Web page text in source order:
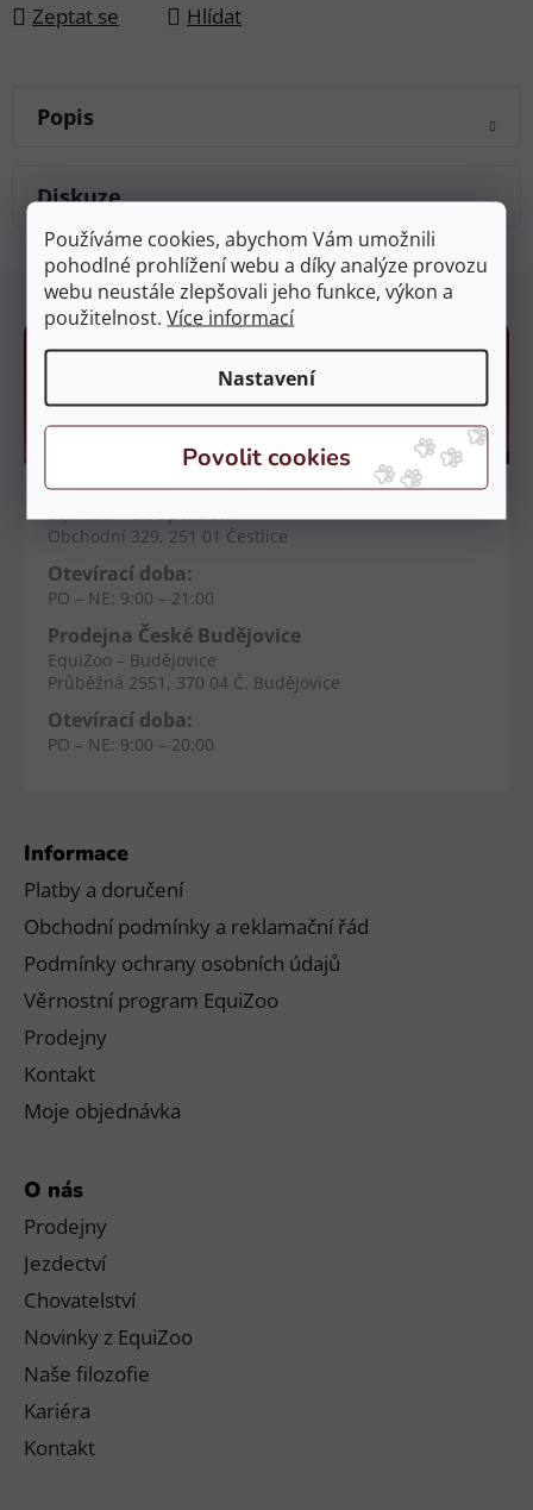
Používáme cookies, abychom Vám umožnili
pohodlné prohlížení webu a díky analýze provozu
webu neustále zlepšovali jeho funkce, výkon a
použitelnost.Více informací
Nastavení
Zeptat se Hlídat
Popis
Diskuze
Informace
Platby a doručení
Obchodní podmínky a reklamační řád
Podmínky ochrany osobních údajů
Věrnostní program EquiZoo
Prodejny
Kontakt
Moje objednávka
O nás
Prodejny
Jezdectví
Chovatelství
Novinky z EquiZoo
Naše filozofie
Kariéra
Kontakt
Kamenné prodejny
Prodejna Čestlice
Obchodní 329, 251 01 Čestlice
Otevírací doba:
PO – NE: 9:00 – 21:00
Prodejna České Budějovice
EquiZoo – Budějovice
Průběžná 2551, 370 04 Č. Budějovice
Otevírací doba:
PO – NE: 9:00 – 20:00